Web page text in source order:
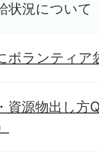
状況について
ボランティア
資源物出し